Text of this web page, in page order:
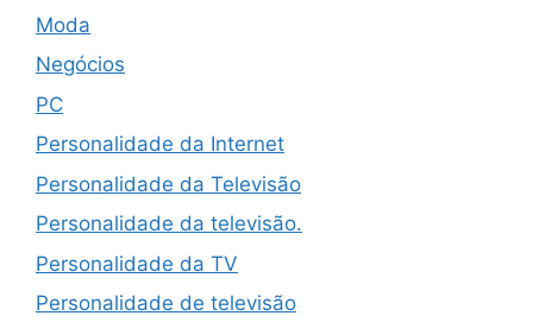
Moda
Negócios
PC
Personalidade da Internet
Personalidade da Televisão
Personalidade da televisão.
Personalidade da TV
Personalidade de televisão